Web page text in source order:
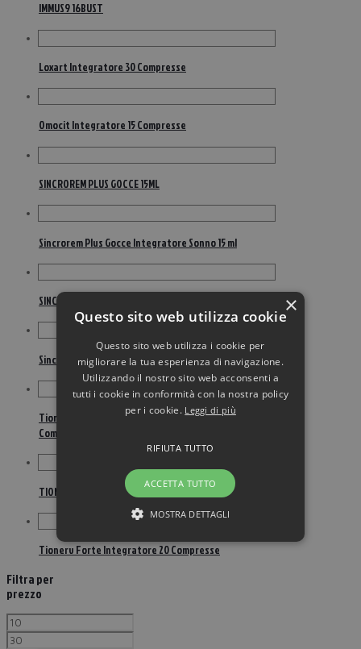
IMMUS9 16BUST
Loxart Integratore 30 Compresse
Omocit Integratore 15 Compresse
SINCROREM PLUS GOCCE 15ML
Sincrorem Plus Gocce Integratore Sonno 15 ml
SINCROREM RELAX GOCCE 15ML
Sincrorem Relax Integratore Gocce 15 ml
Tionerv ALC Plus Integratore Sistema Nervoso 30
Compresse
TIONERV FORTE 20CPR
Tionerv Forte Integratore 20 Compresse
Filtra per
prezzo
×
Questo sito web utilizza cookie
Questo sito web utilizza i cookie per
migliorare la tua esperienza di navigazione.
Utilizzando il nostro sito web acconsenti a
tutti i cookie in conformità con la nostra policy
per i cookie. Leggi di più
ACCETTA TUTTO
RIFIUTA TUTTO
MOSTRA DETTAGLI